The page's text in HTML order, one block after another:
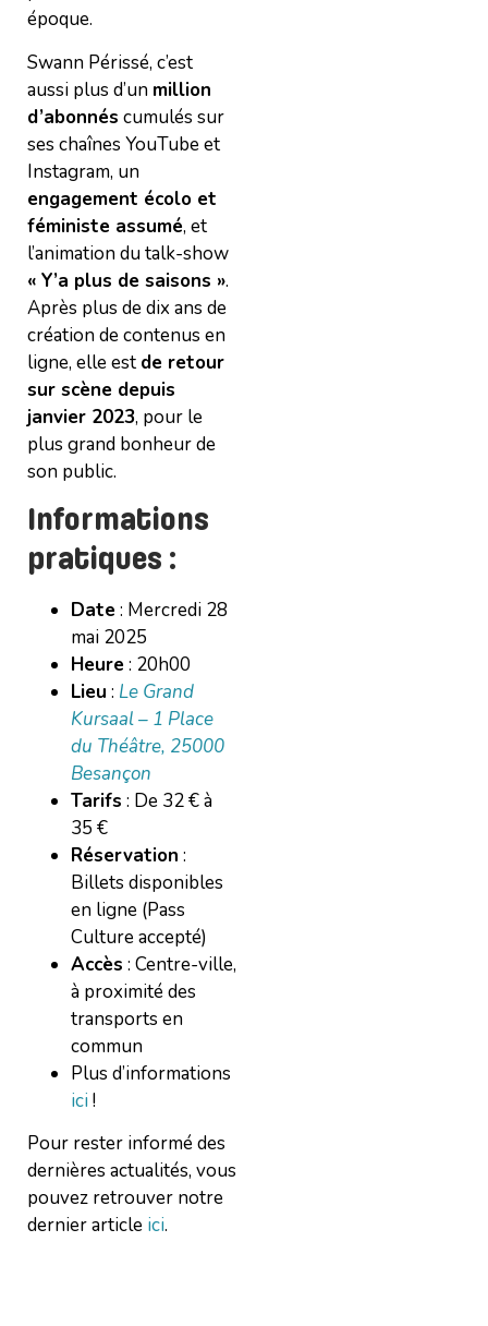
époque.
Swann Périssé, c’est
aussi plus d’un million
d’abonnés cumulés sur
ses chaînes YouTube et
Instagram, un
engagement écolo et
féministe assumé, et
l’animation du talk-show
« Y’a plus de saisons ».
Après plus de dix ans de
création de contenus en
ligne, elle est de retour
sur scène depuis
janvier 2023, pour le
plus grand bonheur de
son public.
Informations
pratiques :
Date : Mercredi 28
mai 2025
Heure : 20h00
Lieu : Le Grand
Kursaal – 1 Place
du Théâtre, 25000
Besançon
Tarifs : De 32 € à
35 €
Réservation :
Billets disponibles
en ligne (Pass
Culture accepté)
Accès : Centre-ville,
à proximité des
transports en
commun
Plus d’informations
ici!
Pour rester informé des
dernières actualités, vous
pouvez retrouver notre
dernier article ici.